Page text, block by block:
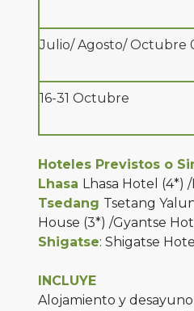
Julio/ Agosto/ Octubre
16-31 Octubre
Hoteles Previstos o
Lhasa Lhasa Hotel (4*)
Tsedang Tsetang
House (3*) /Gyantse
Shigatse: Shigatse
INCLUYE
Alojamiento y